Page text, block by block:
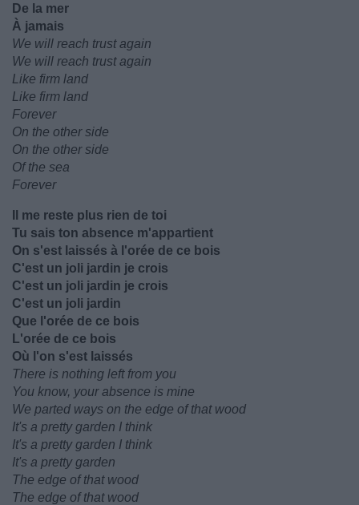
De la mer
À jamais
We will reach trust again
We will reach trust again
Like firm land
Like firm land
Forever
On the other side
On the other side
Of the sea
Forever
Il me reste plus rien de toi
Tu sais ton absence m'appartient
On s'est laissés à l'orée de ce bois
C'est un joli jardin je crois
C'est un joli jardin je crois
C'est un joli jardin
Que l'orée de ce bois
L'orée de ce bois
Où l'on s'est laissés
There is nothing left from you
You know, your absence is mine
We parted ways on the edge of that wood
It's a pretty garden I think
It's a pretty garden I think
It's a pretty garden
The edge of that wood
The edge of that wood